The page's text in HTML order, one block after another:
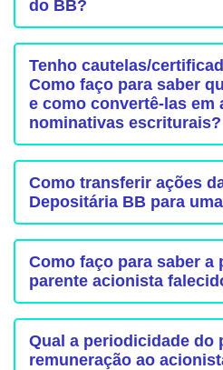
do BB?
Tenho cautelas/
Como faço para saber
e como convertê-las em
nominativas escriturais?
Como transferir ações
Depositária BB para
Como faço para saber a
parente acionista
Qual a periodicidade do
remuneração ao